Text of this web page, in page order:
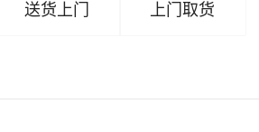
送货上门 上门取货